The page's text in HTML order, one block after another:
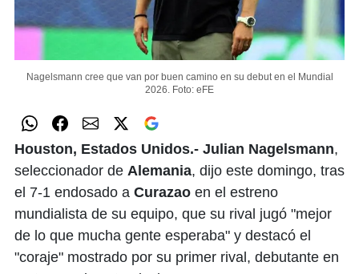
Nagelsmann cree que van por buen camino en su debut en el Mundial
2026. Foto: eFE
Houston, Estados Unidos.- Julian Nagelsmann,
seleccionador de Alemania, dijo este domingo, tras
el 7-1 endosado a Curazao en el estreno
mundialista de su equipo, que su rival jugó "mejor
de lo que mucha gente esperaba" y destacó el
"coraje" mostrado por su primer rival, debutante en